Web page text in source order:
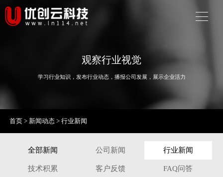
观察行业视觉
学习行业知识，发布行业动态，播报公司发展，展示企业活力
首页 > 新闻动态 >行业新闻
全部新闻 公司新闻 行业新闻
技术积累 客户反馈 FAQ问答